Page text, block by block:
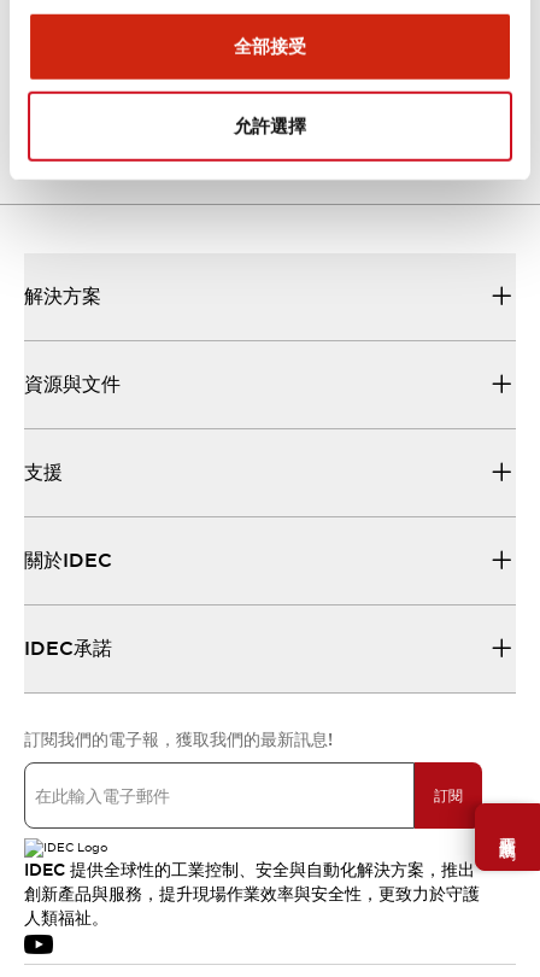
全部接受
允許選擇
需要幫助嗎？
HW9Z-PP5C (2D DXF)
2023/06/15.DXF1.03MB
解決方案
資源與文件
支援
關於IDEC
IDEC承諾
訂閱我們的電子報，獲取我們的最新訊息!
訂閱
IDEC 提供全球性的工業控制、安全與自動化解決方案，推出
創新產品與服務，提升現場作業效率與安全性，更致力於守護
人類福祉。